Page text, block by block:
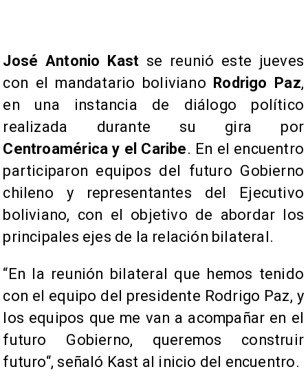
José Antonio Kast se reunió este jueves
con el mandatario boliviano Rodrigo Paz,
en una instancia de diálogo político
realizada durante su gira por
Centroamérica y el Caribe. En el encuentro
participaron equipos del futuro Gobierno
chileno y representantes del Ejecutivo
boliviano, con el objetivo de abordar los
principales ejes de la relación bilateral.
“En la reunión bilateral que hemos tenido
con el equipo del presidente Rodrigo Paz, y
los equipos que me van a acompañar en el
futuro Gobierno, queremos construir
futuro“, señaló Kast al inicio del encuentro.